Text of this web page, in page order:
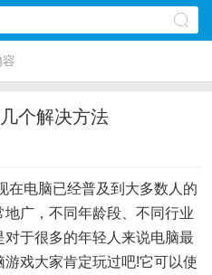
容
个解决方法
在电脑已经普及到大多数人的
广，不同年龄段、不同行业
于很多的年轻人来说电脑最
戏大家肯定玩过吧!它可以使